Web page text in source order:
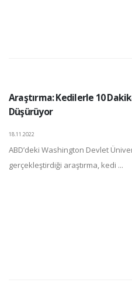
Araştırma: Kedilerle 10
Düşürüyor
18.11.2022
ABD’deki Washington Devlet
gerçekleştirdiği araştırma, kedi ...